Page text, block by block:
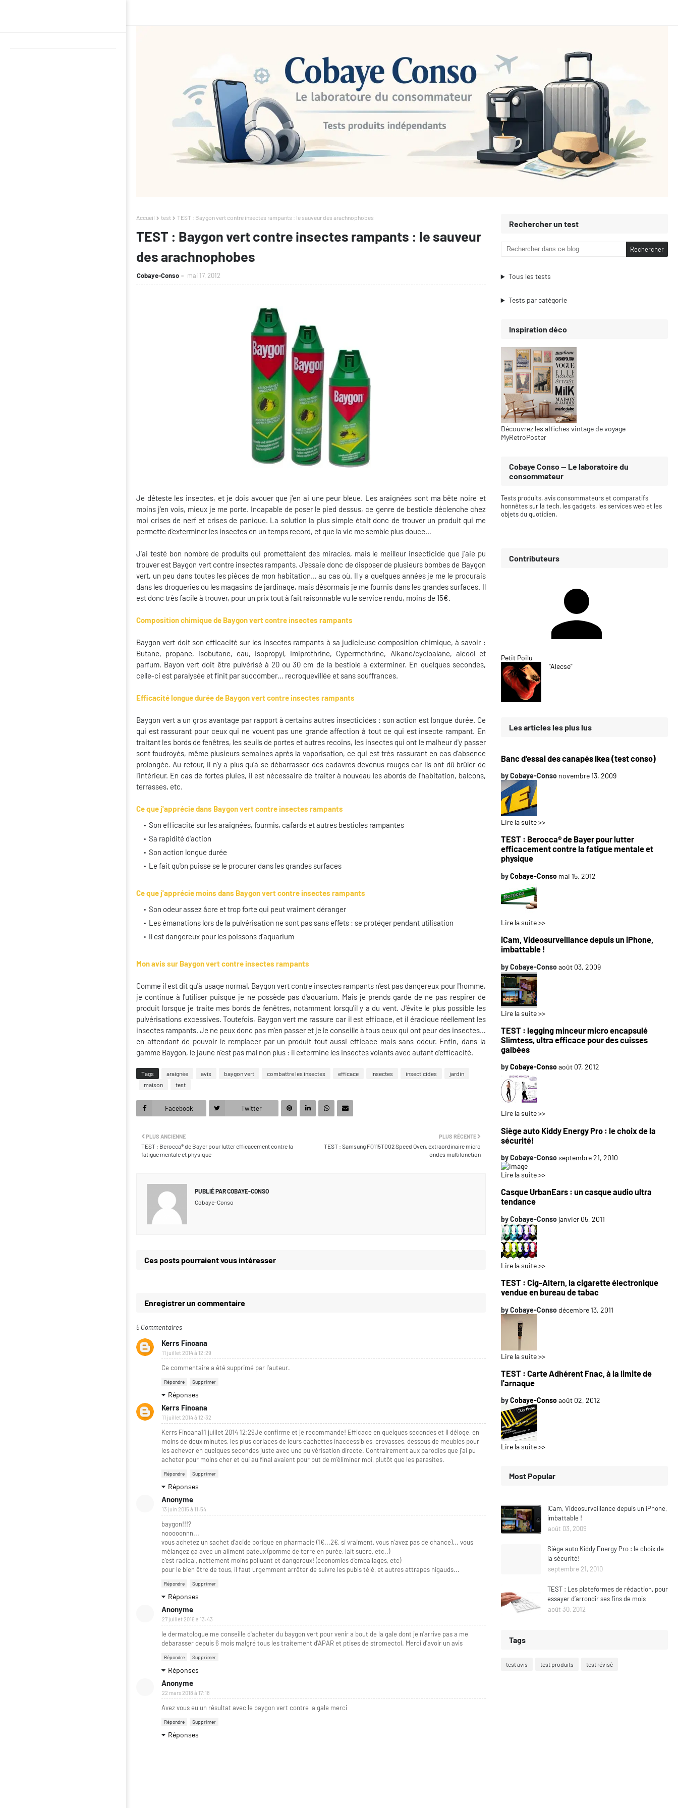
Accueil test TEST : Baygon vert contre insectes rampants : le sauveur des arachnophobes
TEST : Baygon vert contre insectes rampants : le sauveur
des arachnophobes
Cobaye-Conso mai 17, 2012
Je déteste les insectes, et je dois avouer que j'en ai une peur bleue. Les araignées sont ma bête noire et
moins j'en vois, mieux je me porte. Incapable de poser le pied dessus, ce genre de bestiole déclenche chez
moi crises de nerf et crises de panique. La solution la plus simple était donc de trouver un produit qui me
permette d'exterminer les insectes en un temps record, et que la vie me semble plus douce…
J'ai testé bon nombre de produits qui promettaient des miracles, mais le meilleur insecticide que j'aie pu
trouver est Baygon vert contre insectes rampants. J'essaie donc de disposer de plusieurs bombes de Baygon
vert, un peu dans toutes les pièces de mon habitation… au cas où. Il y a quelques années je me le procurais
dans les drogueries ou les magasins de jardinage, mais désormais je me fournis dans les grandes surfaces. Il
est donc très facile à trouver, pour un prix tout à fait raisonnable vu le service rendu, moins de 15€.
Composition chimique de Baygon vert contre insectes rampants
Baygon vert doit son efficacité sur les insectes rampants à sa judicieuse composition chimique, à savoir :
Butane, propane, isobutane, eau, Isopropyl, Imiprothrine, Cypermethrine, Alkane/cycloalane, alcool et
parfum. Bayon vert doit être pulvérisé à 20 ou 30 cm de la bestiole à exterminer. En quelques secondes,
celle-ci est paralysée et finit par succomber… recroquevillée et sans souffrances.
Efficacité longue durée de Baygon vert contre insectes rampants
Baygon vert a un gros avantage par rapport à certains autres insecticides : son action est longue durée. Ce
qui est rassurant pour ceux qui ne vouent pas une grande affection à tout ce qui est insecte rampant. En
traitant les bords de fenêtres, les seuils de portes et autres recoins, les insectes qui ont le malheur d'y passer
sont foudroyés, même plusieurs semaines après la vaporisation, ce qui est très rassurant en cas d'absence
prolongée. Au retour, il n'y a plus qu'à se débarrasser des cadavres devenus rouges car ils ont dû brûler de
l'intérieur. En cas de fortes pluies, il est nécessaire de traiter à nouveau les abords de l'habitation, balcons,
terrasses, etc.
Ce que j'apprécie dans Baygon vert contre insectes rampants
Son efficacité sur les araignées, fourmis, cafards et autres bestioles rampantes
Sa rapidité d'action
Son action longue durée
Le fait qu'on puisse se le procurer dans les grandes surfaces
Ce que j'apprécie moins dans Baygon vert contre insectes rampants
Son odeur assez âcre et trop forte qui peut vraiment déranger
Les émanations lors de la pulvérisation ne sont pas sans effets : se protéger pendant utilisation
Il est dangereux pour les poissons d'aquarium
Mon avis sur Baygon vert contre insectes rampants
Comme il est dit qu'à usage normal, Baygon vert contre insectes rampants n'est pas dangereux pour l'homme,
je continue à l'utiliser puisque je ne possède pas d'aquarium. Mais je prends garde de ne pas respirer de
produit lorsque je traite mes bords de fenêtres, notamment lorsqu'il y a du vent. J'évite le plus possible les
pulvérisations excessives. Toutefois, Baygon vert me rassure car il est efficace, et il éradique réellement les
insectes rampants. Je ne peux donc pas m'en passer et je le conseille à tous ceux qui ont peur des insectes…
en attendant de pouvoir le remplacer par un produit tout aussi efficace mais sans odeur. Enfin, dans la
gamme Baygon, le jaune n'est pas mal non plus : il extermine les insectes volants avec autant d'efficacité.
Tags araignée avis baygon vert combattre les insectes efficace insectes insecticides
jardin
maison
test
Facebook Twitter
PLUS RÉCENTE
TEST : Samsung FQ115T002 Speed Oven, extraordinaire micro
ondes multifonction
PLUS ANCIENNE
TEST : Berocca® de Bayer pour lutter efficacement contre la
fatigue mentale et physique
PUBLIÉ PARCOBAYE-CONSO
Cobaye-Conso
Ces posts pourraient vous intéresser
Enregistrer un commentaire
5 Commentaires
Kerrs Finoana
11 juillet 2014 à 12:29
Ce commentaire a été supprimé par l'auteur.
Répondre Supprimer
Réponses
Kerrs Finoana
11 juillet 2014 à 12:32
Kerrs Finoana11 juillet 2014 12:29Je confirme et je recommande! Efficace en quelques secondes et il déloge, en
moins de deux minutes, les plus coriaces de leurs cachettes inaccessibles, crevasses, dessous de meubles pour
les achever en quelques secondes juste avec une pulvérisation directe. Contrairement aux parodies que j'ai pu
acheter pour moins cher et qui au final avaient pour but de m'éliminer moi, plutôt que les parasites.
Répondre Supprimer
Réponses
Anonyme
13 juin 2015 à 11:54
baygon!!!?
nooooonnn...
vous achetez un sachet d'acide borique en pharmacie (1€...2€, si vraiment, vous n'avez pas de chance)... vous
mélangez ça avec un aliment pateux (pomme de terre en purée, lait sucré, etc..)
c'est radical, nettement moins polluant et dangereux! (économies d'emballages, etc)
pour le bien être de tous, il faut urgemment arrêter de suivre les publs télé, et autres attrapes nigauds...
Répondre Supprimer
Réponses
Anonyme
27 juillet 2016 à 13:43
le dermatologue me conseille d'acheter du baygon vert pour venir a bout de la gale dont je n'arrive pas a me
debarasser depuis 6 mois malgré tous les traitement d'APAR et ptises de stromectol. Merci d'avoir un avis
Répondre Supprimer
Réponses
Anonyme
22 mars 2018 à 17:18
Avez vous eu un résultat avec le baygon vert contre la gale merci
Répondre Supprimer
Réponses
Rechercher un test
Tous les tests
Tests par catégorie
Inspiration déco
Découvrez les affiches vintage de voyage
MyRetroPoster
Cobaye Conso — Le laboratoire du
consommateur
Tests produits, avis consommateurs et comparatifs
honnêtes sur la tech, les gadgets, les services web et les
objets du quotidien.
Contributeurs
Petit Poilu
"Alecse"
Les articles les plus lus
Banc d'essai des canapés Ikea (test conso)
byCobaye-Conso novembre 13, 2009
Lire la suite >>
TEST : Berocca® de Bayer pour lutter
efficacement contre la fatigue mentale et
physique
byCobaye-Conso mai 15, 2012
Lire la suite >>
iCam, Videosurveillance depuis un iPhone,
imbattable !
byCobaye-Consoaoût 03, 2009
Lire la suite >>
TEST : legging minceur micro encapsulé
Slimtess, ultra efficace pour des cuisses
galbées
byCobaye-Consoaoût 07, 2012
Lire la suite >>
Siège auto Kiddy Energy Pro : le choix de la
sécurité!
byCobaye-Consoseptembre 21, 2010
Lire la suite >>
Casque UrbanEars : un casque audio ultra
tendance
byCobaye-Conso janvier 05, 2011
Lire la suite >>
TEST : Cig-Altern, la cigarette électronique
vendue en bureau de tabac
byCobaye-Conso décembre 13, 2011
Lire la suite >>
TEST : Carte Adhérent Fnac, à la limite de
l'arnaque
byCobaye-Consoaoût 02, 2012
Lire la suite >>
Most Popular
iCam, Videosurveillance depuis un iPhone,
imbattable !
août 03, 2009
Siège auto Kiddy Energy Pro : le choix de
la sécurité!
septembre 21, 2010
TEST : Les plateformes de rédaction, pour
essayer d’arrondir ses fins de mois
août 30, 2012
Tags
test avis test produits test révisé